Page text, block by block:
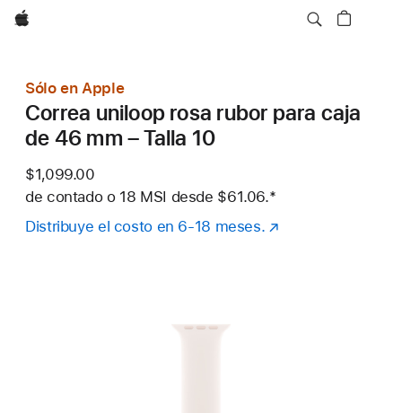
Apple
Sólo en Apple
Correa uniloop rosa rubor para caja
de 46 mm – Talla 10
$1,099.00
de contado o 18 MSI desde $61.06.Nota al pie
*
Distribuye el costo en 6-18 meses.